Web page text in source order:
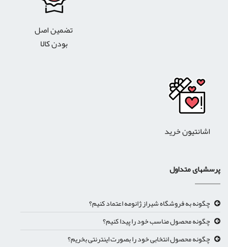
تضمین اصل
بودن کالا
اشانتیون خرید
پرسشهای متداول
چگونه به فروشگاه شیراز ژانومه اعتماد کنیم؟
چگونه محصول مناسب خود را پیدا کنیم؟
چگونه محصول انتخابی خود را بصورت اینترنتی بخریم؟